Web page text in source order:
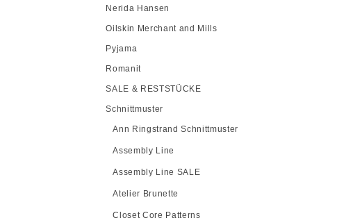
Nerida Hansen
Oilskin Merchant and Mills
Pyjama
Romanit
SALE & RESTSTÜCKE
Schnittmuster
Ann Ringstrand Schnittmuster
Assembly Line
Assembly Line SALE
Atelier Brunette
Closet Core Patterns